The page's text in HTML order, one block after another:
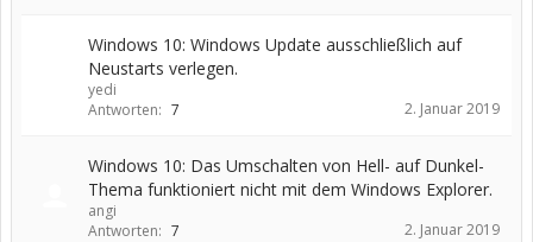
Windows 10: Windows Update ausschließlich auf
Neustarts verlegen.
yedi
Antworten: 7 2. Januar 2019
Windows 10: Das Umschalten von Hell- auf Dunkel-
Thema funktioniert nicht mit dem Windows Explorer.
angi
Antworten: 7 2. Januar 2019